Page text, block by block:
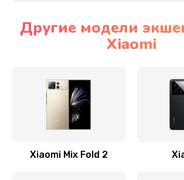
Замена шлейфа
Ремонт
Другие модели
Xiaomi
Xiaomi Mix Fold 2